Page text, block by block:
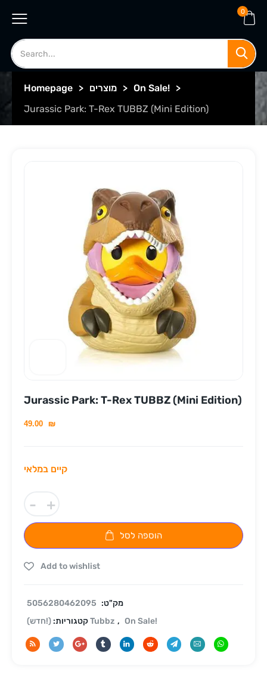
0
Homepage > מוצרים > On Sale! >
Jurassic Park: T-Rex TUBBZ (Mini Edition)
Jurassic Park: T-Rex TUBBZ (Mini Edition)
49.00 ₪
קיים במלאי
- +
הוספה לסל
Add to wishlist
מק"ט: 5056280462095
קטגוריות:(!חדש) Tubbz , On Sale!